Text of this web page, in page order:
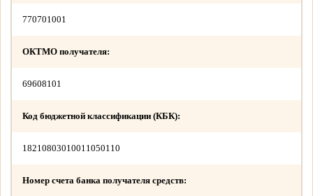
770701001
ОКТМО получателя:
69608101
Код бюджетной классификации (КБК):
18210803010011050110
Номер счета банка получателя средств: